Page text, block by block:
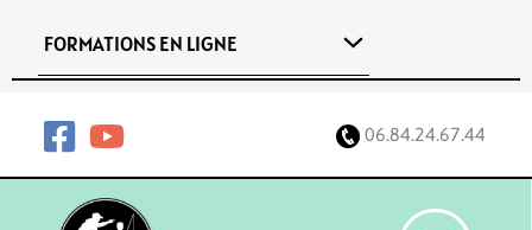
FORMATIONS EN LIGNE
06.84.24.67.44